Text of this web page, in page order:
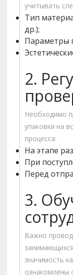
учитывать
Тип
др.);
Параметры
2.
Необходимо
упаковки на
процесса:
На этапе
При
Перед
3.
Важно
значимость
ознакомлены